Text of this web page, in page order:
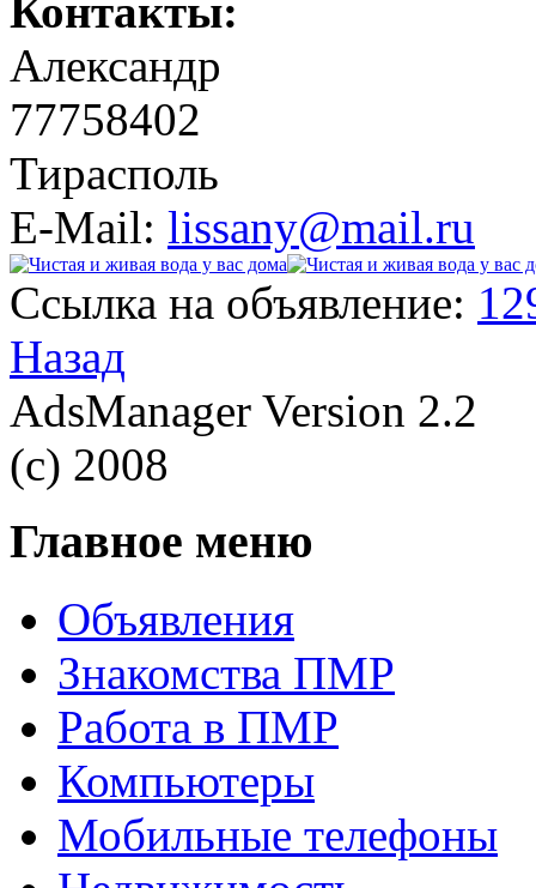
Контакты:
Александр
77758402
Тирасполь
E-Mail: lissany@mail.ru
Ссылка на объявление:
Назад
AdsManager Version 2.2
(c) 2008
Главное меню
Объявления
Знакомства ПМР
Работа в ПМР
Компьютеры
Мобильные телефоны